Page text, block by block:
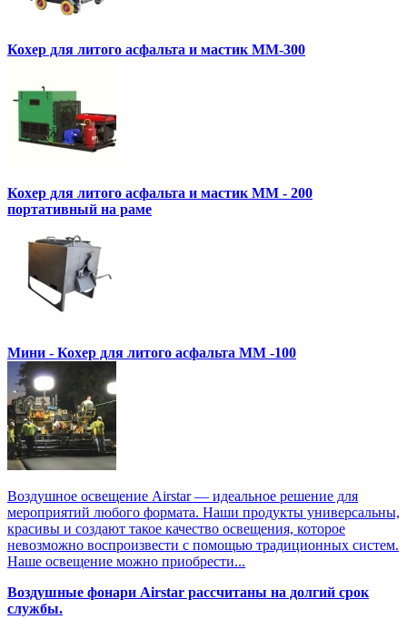
Кохер для литого асфальта и мастик MM-300
Кохер для литого асфальта и мастик MM - 200
портативный на раме
Мини - Кохер для литого асфальта MM -100
Воздушное освещение Airstar — идеальное решение для
мероприятий любого формата. Наши продукты универсальны,
красивы и создают такое качество освещения, которое
невозможно воспроизвести с помощью традиционных систем.
Наше освещение можно приобрести...
Воздушные фонари Airstar рассчитаны на долгий срок
службы.